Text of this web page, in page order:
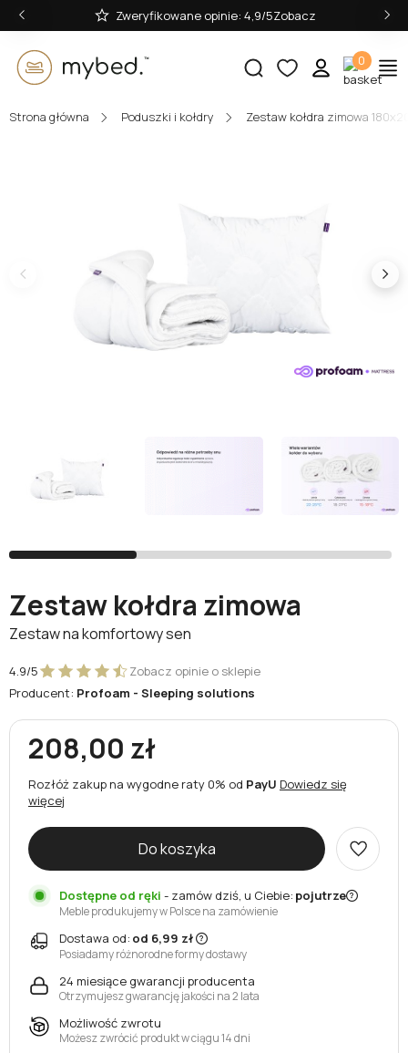
Zweryfikowane opinie: 4,9/5
‹ ›
0
Strona główna Poduszki i kołdry Zestaw kołdra zimowa
E-mail:
Zaloguj się
Nie pamiętasz hasła?
Google
Zestaw kołdra zimowa
Zestaw na komfortowy sen
4.9/5
Zobacz opinie o sklepie
Producent: Profoam - Sleeping solutions
208,00 zł
Rozłóż zakup na wygodne raty 0% od PayU Dowiedz się
więcej
Do koszyka
Dostępne od ręki - zamów dziś, u Ciebie: pojutrze
Meble produkujemy w Polsce na zamówienie
Dostawa od: od 6,99 zł
Posiadamy różnorodne formy dostawy
24 miesiące gwarancji producenta
Otrzymujesz gwarancję jakości na 2 lata
Możliwość zwrotu
Możesz zwrócić produkt w ciągu 14 dni